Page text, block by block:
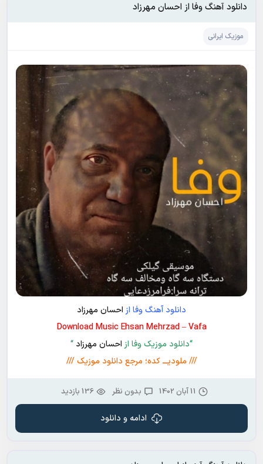
دانلود آهنگ وفا از احسان مهرزاد
موزیک ایرانی
دانلود آهنگ وفا ازاحسان مهرزاد
Download Music Ehsan Mehrzad – Vafa
“دانلود موزیک وفا ازاحسان مهرزاد “
/// ملودیـــ کده؛ مرجع دانلود موزیک ///
11 آبان 1402 بدون نظر 136 بازدید
ادامه و دانلود